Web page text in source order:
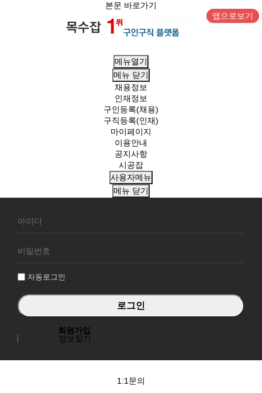
본문 바로가기
앱으로보기
메뉴열기
메뉴 닫기
채용정보
인재정보
구인등록(채용)
구직등록(인재)
마이페이지
이용안내
공지사항
시공잡
사용자메뉴
메뉴 닫기
원
그
자동로그인
회원가입
정보찾기
1:1문의